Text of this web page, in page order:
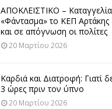
ΑΠΟΚΛΕΙΣΤΙΚΟ –
«Φάντασμα» το ΚΕΠ
και σε απόγνωση οι πολίτες
20 Μαρτίου 2026
Καρδιά και Διατροφή: Γιατί
3 ώρες πριν τον ύπνο
20 Μαρτίου 2026